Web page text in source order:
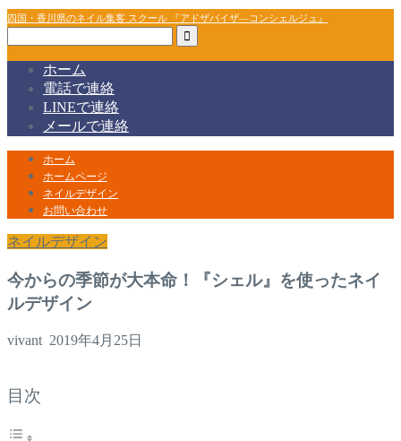
四国・香川県のネイル集客 スクール 『アドザバイザ―コンシェルジュ』
ホーム
電話で連絡
LINEで連絡
メールで連絡
ホーム
ホームページ
ネイルデザイン
お問い合わせ
ネイルデザイン
今からの季節が大本命！『シェル』を使ったネイ
ルデザイン
vivant 2019年4月25日
目次